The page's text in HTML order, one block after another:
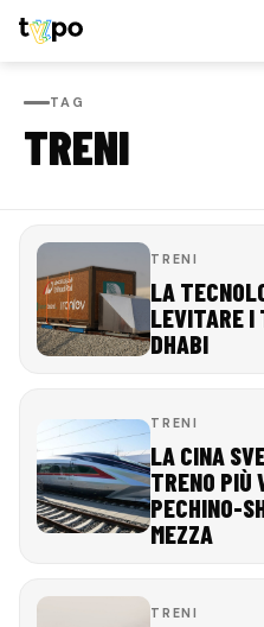
TAG
TRENI
TRENI
LA
LEVITARE I
DHABI
TRENI
LA CINA
TRENO PIÙ
PECHINO-
MEZZA
TRENI